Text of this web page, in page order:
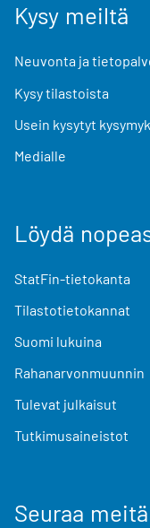
Kysy meiltä
Neuvonta ja
Kysy tilastoista
Usein kysytyt
Medialle
Löydä
StatFin-tietokanta
Tilastotietokannat
Suomi lukuina
Rahanarvonmuunnin
Tulevat julkaisut
Tutkimusaineistot
Seuraa meitä